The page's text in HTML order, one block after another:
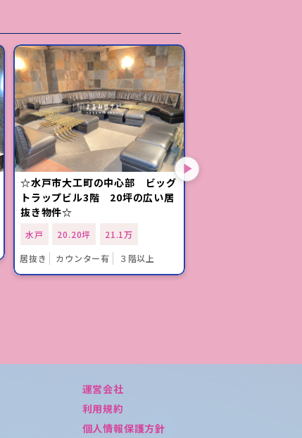
☆水戸市大工町の中心部 ビッグ
トラップビル3階 20坪の広い居
抜き物件☆
水戸 20.20坪
21.1万
居抜き
カウンター有 ３階以上
運営会社
利用規約
個人情報保護方針